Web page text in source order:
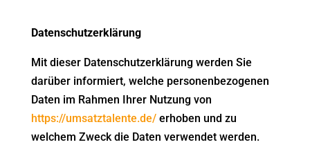
Datenschutzerklärung
Mit dieser Datenschutzerklärung werden Sie
darüber informiert, welche personenbezogenen
Daten im Rahmen Ihrer Nutzung von
https://umsatztalente.de/erhoben und zu
welchem Zweck die Daten verwendet werden.